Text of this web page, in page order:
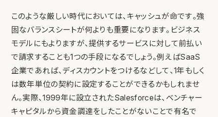
このような厳しい時代においては、キャッシュが命です。強
固なバランスシートが何よりも重要になります。ビジネス
モデルにもよりますが、提供するサービスに対して前払い
で請求することも1つの手段になるでしょう。例えばSaaS
企業であれば、ディスカウントをつけるなどして、1年もしく
は数年単位の契約に設定することができるかもしれませ
ん。実際、1999年に設立されたSalesforceは、ベンチャー
キャピタルから資金調達をしたことがないことで有名で